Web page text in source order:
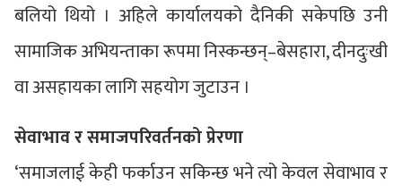
बलियो थियो । अहिले कार्यालयको दैनिकी सकेपछि उनी
सामाजिक अभियन्ताका रूपमा निस्कन्छन्–बेसहारा, दीनदुःखी
वा असहायका लागि सहयोग जुटाउन ।
सेवाभाव र समाजपरिवर्तनको प्रेरणा
‘समाजलाई केही फर्काउन सकिन्छ भने त्यो केवल सेवाभाव र